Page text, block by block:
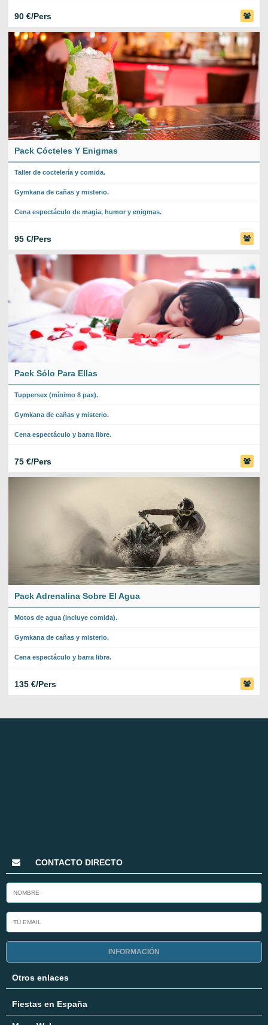
90 €/Pers
Pack Cócteles Y Enigmas
Taller de coctelería y comida.
Gymkana de cañas y misterio.
Cena espectáculo de magia, humor y enigmas.
95 €/Pers
Pack Sólo Para Ellas
Tuppersex (mínimo 8 pax).
Gymkana de cañas y misterio.
Cena espectáculo y barra libre.
75 €/Pers
Pack Adrenalina Sobre El Agua
Motos de agua (incluye comida).
Gymkana de cañas y misterio.
Cena espectáculo y barra libre.
135 €/Pers
CONTACTO DIRECTO
INFORMACIÓN
Otros enlaces
Fiestas en España